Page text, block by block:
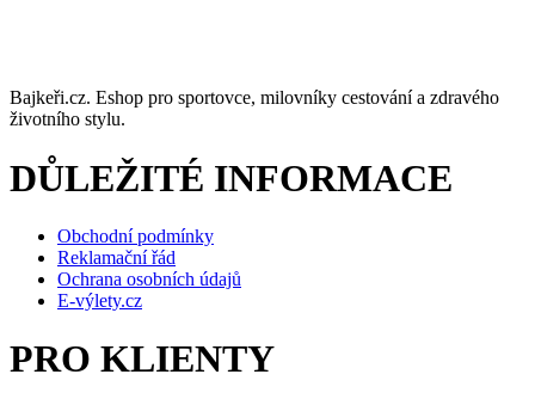
Bajkeři.cz. Eshop pro sportovce, milovníky cestování a zdravého
životního stylu.
DŮLEŽITÉ INFORMACE
Obchodní podmínky
Reklamační řád
Ochrana osobních údajů
E-výlety.cz
PRO KLIENTY